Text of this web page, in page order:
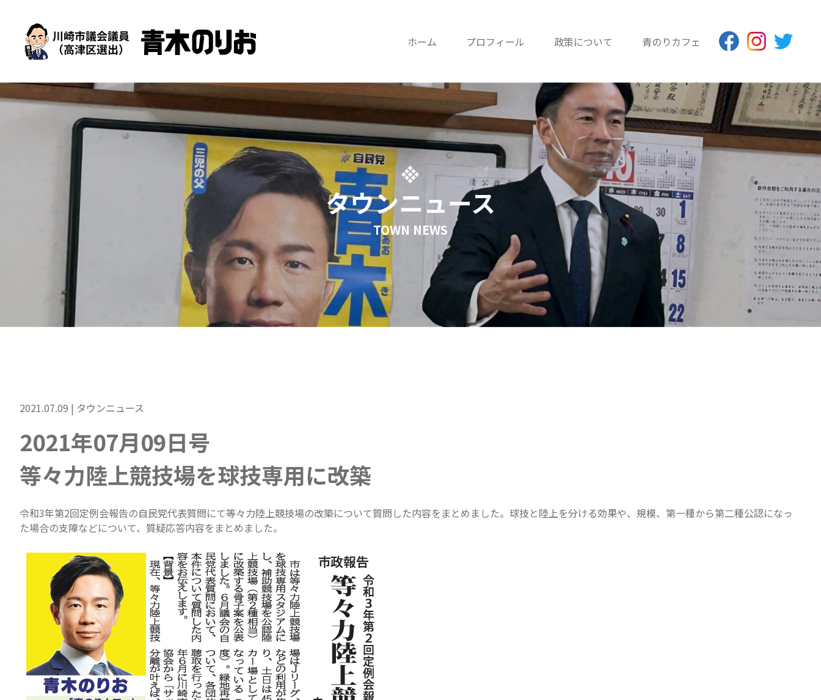
ホーム プロフィール 政策について
青のりカフェ
タウンニュース
TOWN NEWS
2021.07.09 | タウンニュース
2021年07月09日号
等々力陸上競技場を球技専用に改築
令和3年第2回定例会報告の自民党代表質問にて等々力陸上競技場の改築について質問した内容をまとめました。球技と陸上を分ける効果や、規模、第一種から第二種公認になっ
た場合の支障などについて、質疑応答内容をまとめました。